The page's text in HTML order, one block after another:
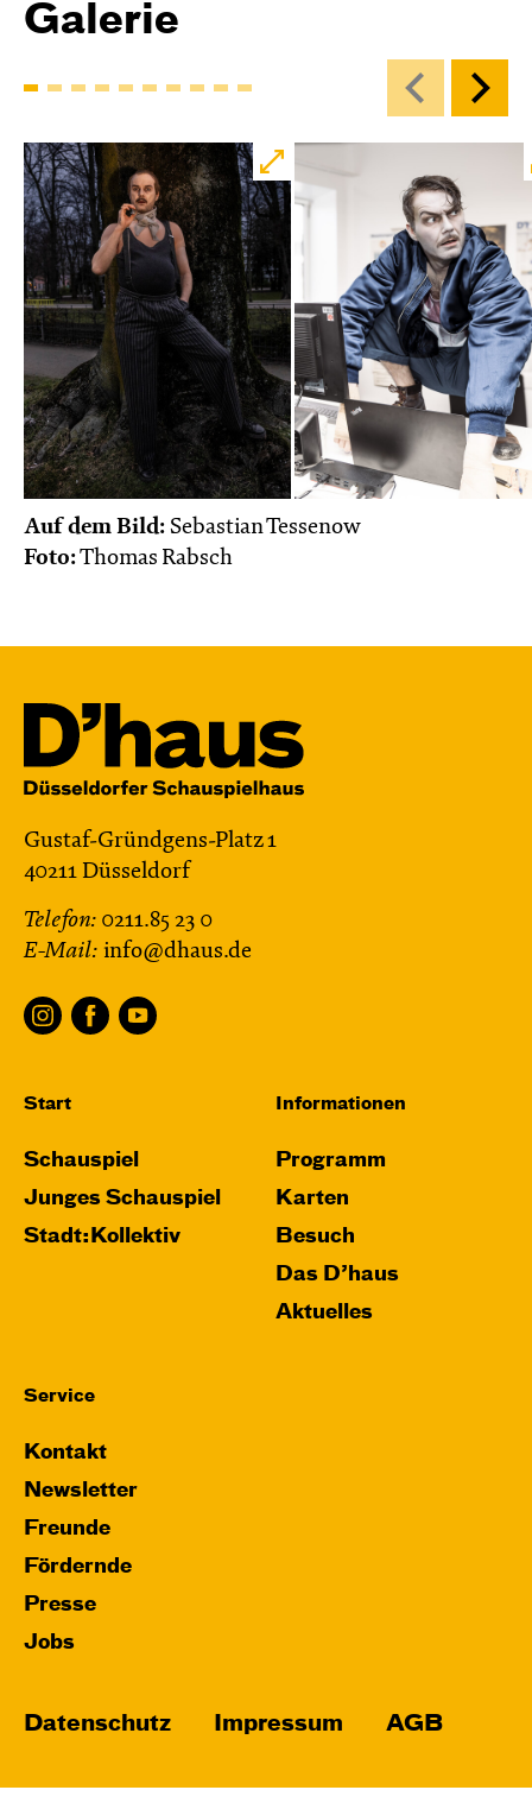
Galerie
Auf dem Bild: Sebastian Tessenow
Foto:Thomas Rabsch
Gustaf-Gründgens-Platz 1
40211 Düsseldorf
Telefon: 0211.85 23 0
E-Mail: info@dhaus.de
Start
Schauspiel
Junges Schauspiel
Stadt:Kollektiv
Informationen
Programm
Karten
Besuch
Das D’haus
Aktuelles
Service
Kontakt
Newsletter
Freunde
Fördernde
Presse
Jobs
Datenschutz Impressum AGB